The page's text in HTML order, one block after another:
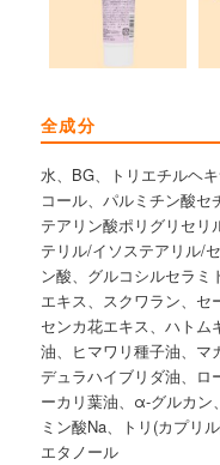
全成分
水、BG、トリエチルヘ
コール、パルミチン酸
テアリン酸ポリグリセリ
テリル/イソステアリル/
ン酸、グルコシルセラミ
エキス、スクワラン、セ
センカ花エキス、ハトム
油、ヒマワリ種子油、マ
デュラハイブリダ油、ロ
ーカリ葉油、α-グルカン
ミン酸Na、トリ(カプリ
エタノール